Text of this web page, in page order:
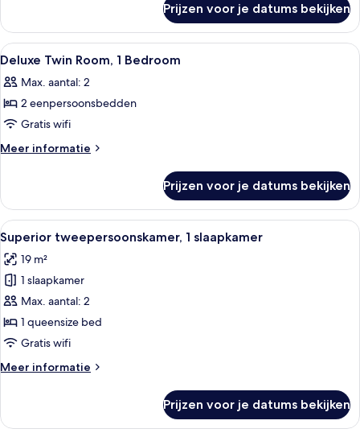
laden
Twin
Room,
1
Prijzen voor je datums bekijken
Alle
foto's
voor
Deluxe
Twin
Room,
laden
Een hotelkamer met twee bedden,
7
Deluxe Twin Room, 1 Bedroom
Max. aantal: 2
2 eenpersoonsbedden
Gratis wifi
Meer informatie
Meer
Twin
Room,
1
Bedroom
Prijzen voor je datums bekijken
Alle
foto's
voor
Superior
tweepersoonskamer,
1
slaapkamer
Een moderne hotelkamer met een
8
Superior tweepersoonskamer, 1 slaapkamer
19 m²
1 slaapkamer
Max. aantal: 2
1 queensize bed
Gratis wifi
Meer informatie
Meer
tweepersoonskamer,
Prijzen voor je datums bekijken